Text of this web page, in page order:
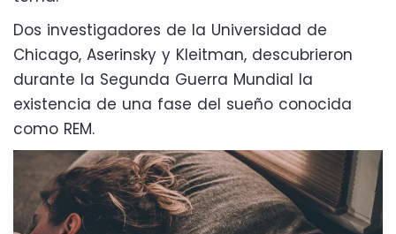
Dos investigadores de la Universidad de
Chicago, Aserinsky y Kleitman, descubrieron
durante la Segunda Guerra Mundial la
existencia de una fase del sueño conocida
como REM.